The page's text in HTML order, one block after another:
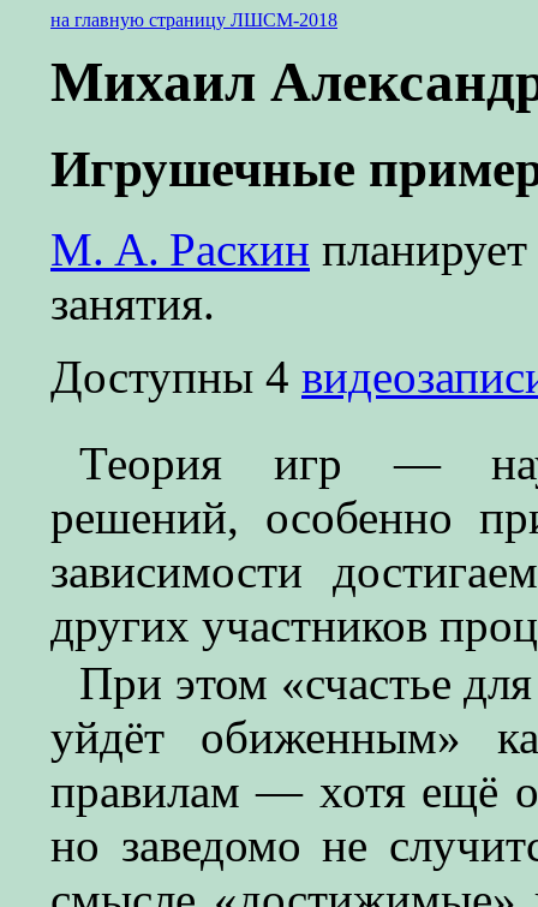
на главную страницу ЛШСМ-2018
Михаил
Игрушечные
М. А. Раскин
занятия.
Доступны 4
Теория игр —
решений, особенно
зависимости
других участников
При этом «счастье
уйдёт обиженным»
правилам — хотя ещё
но заведомо не